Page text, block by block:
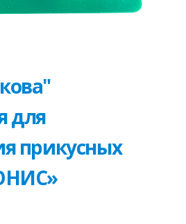
для
прикусных